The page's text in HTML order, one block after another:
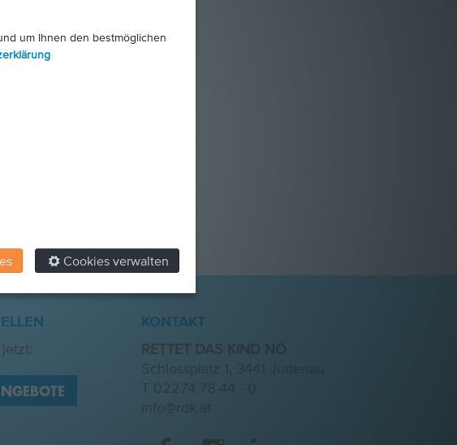
KONTAKT
RETTET DAS KIND NÖ
Schlossplatz 1, 3441 Judenau
T 02274 78 44 - 0
info@rdk.at
um Ihnen den bestmöglichen
Cookies verwalten